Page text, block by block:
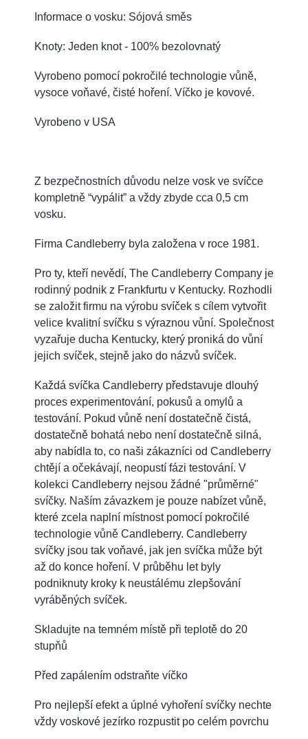
Informace o vosku: Sójová směs
Knoty: Jeden knot - 100% bezolovnatý
Vyrobeno pomocí pokročilé technologie vůně,
vysoce voňavé, čisté hoření. Víčko je kovové.
Vyrobeno v USA
Z bezpečnostních důvodu nelze vosk ve svíčce
kompletně “vypálit” a vždy zbyde cca 0,5 cm
vosku.
Firma Candleberry byla založena v roce 1981.
Pro ty, kteří nevědí, The Candleberry Company je
rodinný podnik z Frankfurtu v Kentucky. Rozhodli
se založit firmu na výrobu svíček s cílem vytvořit
velice kvalitní svíčku s výraznou vůní. Společnost
vyzařuje ducha Kentucky, který proniká do vůní
jejich svíček, stejně jako do názvů svíček.
Každá svíčka Candleberry představuje dlouhý
proces experimentování, pokusů a omylů a
testování. Pokud vůně není dostatečně čistá,
dostatečně bohatá nebo není dostatečně silná,
aby nabídla to, co naši zákazníci od Candleberry
chtějí a očekávají, neopustí fázi testování. V
kolekci Candleberry nejsou žádné "průměrné"
svíčky. Naším závazkem je pouze nabízet vůně,
které zcela naplní místnost pomocí pokročilé
technologie vůně Candleberry. Candleberry
svíčky jsou tak voňavé, jak jen svíčka může být
až do konce hoření. V průběhu let byly
podniknuty kroky k neustálému zlepšování
vyráběných svíček.
Skladujte na temném místě při teplotě do 20
stupňů
Před zapálením odstraňte víčko
Pro nejlepší efekt a úplné vyhoření svíčky nechte
vždy voskové jezírko rozpustit po celém povrchu